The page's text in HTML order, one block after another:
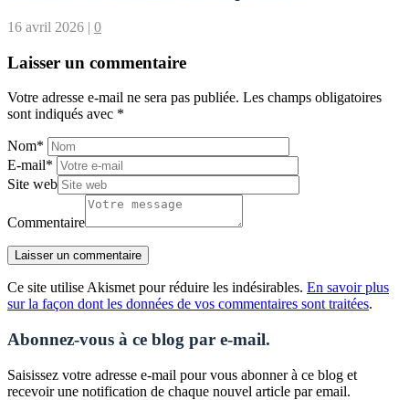
16 avril 2026 | 0
Laisser un commentaire
Votre adresse e-mail ne sera pas publiée. Les champs obligatoires
sont indiqués avec *
Nom*
E-mail*
Site web
Commentaire
Ce site utilise Akismet pour réduire les indésirables. En savoir plus
sur la façon dont les données de vos commentaires sont traitées.
Abonnez-vous à ce blog par e-mail.
Saisissez votre adresse e-mail pour vous abonner à ce blog et
recevoir une notification de chaque nouvel article par email.